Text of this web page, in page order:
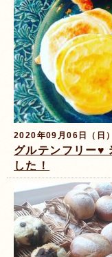
2020年09月06日（日
グルテンフリー♥️
した！